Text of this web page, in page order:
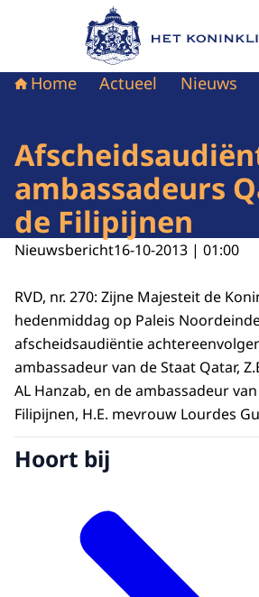
Naar de homepage van
Home Actueel Nieuws
ambassadeurs
de Filipijnen
Nieuwsbericht16-10-2013 | 01:00
RVD, nr. 270: Zijne Majesteit de
hedenmiddag op Paleis
afscheidsaudiëntie
ambassadeur van de Staat Qatar,
AL Hanzab, en de ambassadeur
Filipijnen, H.E. mevrouw Lourdes
Hoort bij